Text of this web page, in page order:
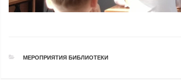
РУБРИКИ
МЕРОПРИЯТИЯ БИБЛИОТЕКИ